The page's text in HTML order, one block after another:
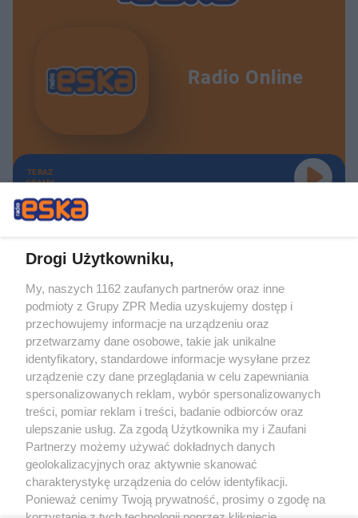
Radio Online
TERAZ
GRAMY
Żaden utwór zamieszczony w serwisie nie może być powielany i
rozpowszechniany lub dalej rozpowszechniany w jakikolwiek sposób (w
tym także elektroniczny lub mechaniczny) na jakimkolwiek polu
eksploatacji w jakiejkolwiek formie, włącznie z umieszczaniem w Internecie
bez pisemnej zgody właściciela praw. Jakiekolwiek użycie lub
wykorzystanie utworów w całości lub w części z naruszeniem prawa, tzn.
bez właściwej zgody, jest zabronione pod groźbą kary i może być ścigane
prawnie.
O nas
Drogi Użytkowniku,
My, naszych 1162 zaufanych partnerów oraz inne
podmioty z Grupy ZPR Media uzyskujemy dostęp i
przechowujemy informacje na urządzeniu oraz
przetwarzamy dane osobowe, takie jak unikalne
identyfikatory, standardowe informacje wysyłane przez
urządzenie czy dane przeglądania w celu zapewniania
spersonalizowanych reklam, wybór spersonalizowanych
treści, pomiar reklam i treści, badanie odbiorców oraz
ulepszanie usług. Za zgodą Użytkownika my i Zaufani
Partnerzy możemy używać dokładnych danych
geolokalizacyjnych oraz aktywnie skanować
charakterystykę urządzenia do celów identyfikacji.
Ponieważ cenimy Twoją prywatność, prosimy o zgodę na